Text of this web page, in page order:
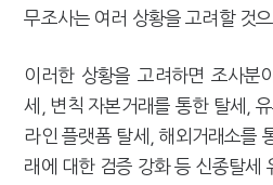
무조사는 여러 상황을 고려할 것
이러한 상황을 고려하면 조사분
세, 변칙 자본거래를 통한 탈세,
라인 플랫폼 탈세, 해외거래소를
래에 대한 검증 강화 등 신종탈세